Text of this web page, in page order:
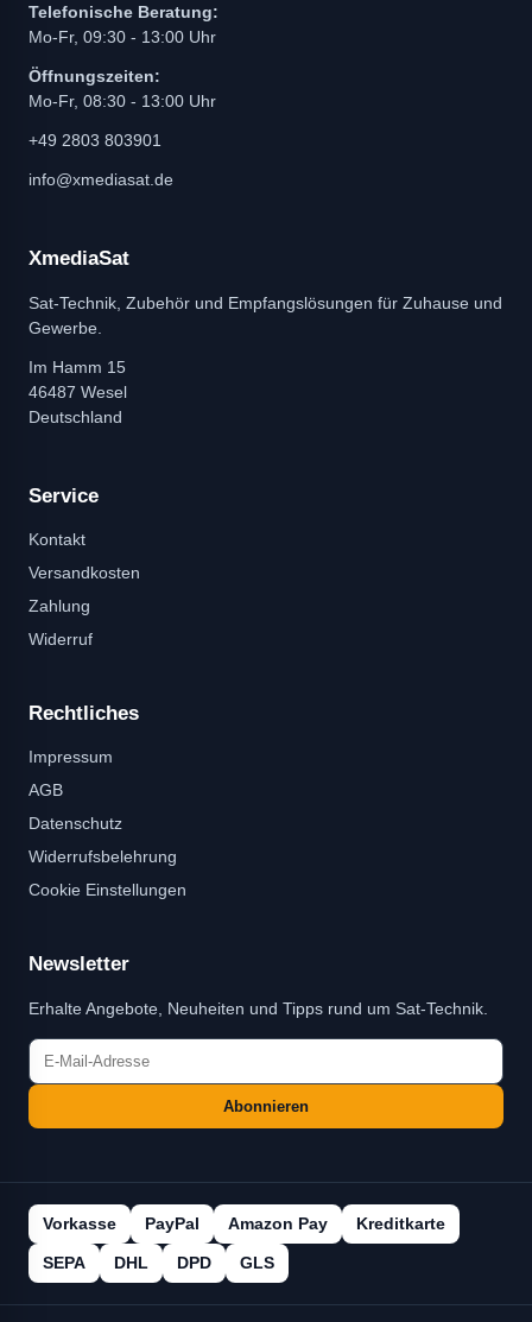
Telefonische Beratung:
Mo-Fr, 09:30 - 13:00 Uhr
Öffnungszeiten:
Mo-Fr, 08:30 - 13:00 Uhr
+49 2803 803901
info@xmediasat.de
XmediaSat
Sat-Technik, Zubehör und Empfangslösungen für Zuhause und
Gewerbe.
Im Hamm 15
46487 Wesel
Deutschland
Service
Kontakt
Versandkosten
Zahlung
Widerruf
Rechtliches
Impressum
AGB
Datenschutz
Widerrufsbelehrung
Cookie Einstellungen
Newsletter
Erhalte Angebote, Neuheiten und Tipps rund um Sat-Technik.
Abonnieren
Vorkasse PayPal Amazon Pay Kreditkarte
SEPA DHL DPD GLS